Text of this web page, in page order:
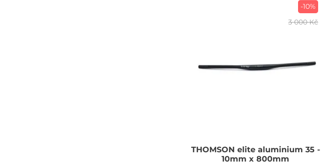
-10%
3 000 Kč
THOMSON elite aluminium 35 -
10mm x 800mm